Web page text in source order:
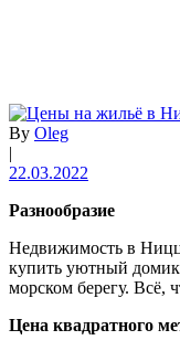
By Oleg
|
22.03.2022
Разнообразие
Недвижимость в
купить уютный
морском берегу. Всё,
Цена квадратного